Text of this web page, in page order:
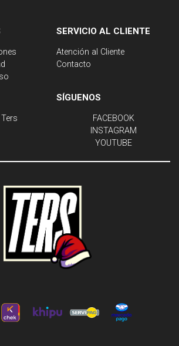
SERVICIO AL CLIENTE
Atención al Cliente
Contacto
SÍGUENOS
FACEBOOK
INSTAGRAM
YOUTUBE